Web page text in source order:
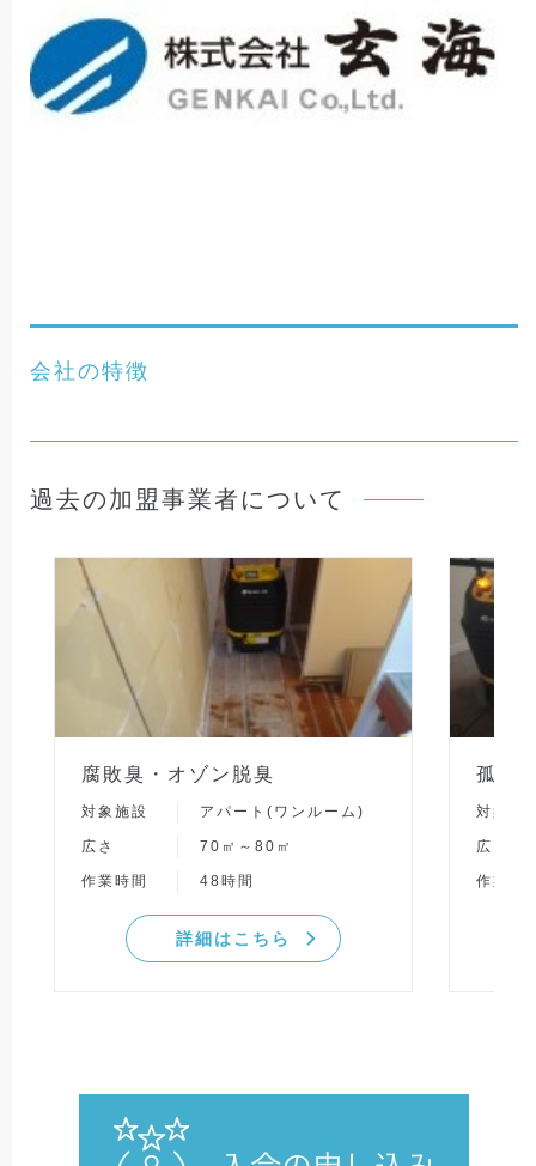
会社の特徴
過去の加盟事業者について
腐敗臭・オゾン脱臭
対象施設 アパート(ワンルーム)
広さ 70㎡～80㎡
作業時間 48時間
詳細はこちら
孤独
対象施
広さ
作業時